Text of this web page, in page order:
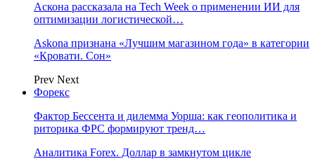
Аскона рассказала на Tech Week о применении ИИ для
оптимизации логистической…
Askona признана «Лучшим магазином года» в категории
«Кровати. Сон»
Prev Next
Форекс
Фактор Бессента и дилемма Уорша: как геополитика и
риторика ФРС формируют тренд…
Аналитика Forex. Доллар в замкнутом цикле